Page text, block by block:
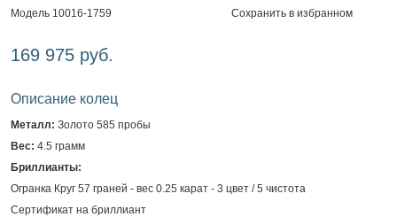
Модель 10016-1759 Сохранить в избранном
169 975 руб.
Описание колец
Металл: Золото 585 пробы
Вес: 4.5 грамм
Бриллианты:
Огранка Круг 57 граней - вес 0.25 карат - 3 цвет / 5 чистота
Сертификат на бриллиант